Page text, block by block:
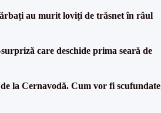
au murit loviți de trăsnet în râul
care deschide prima seară de
la Cernavodă. Cum vor fi scufundate